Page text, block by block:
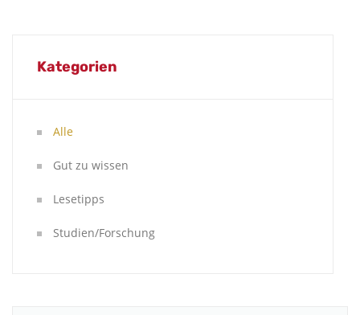
Kategorien
Alle
Gut zu wissen
Lesetipps
Studien/Forschung